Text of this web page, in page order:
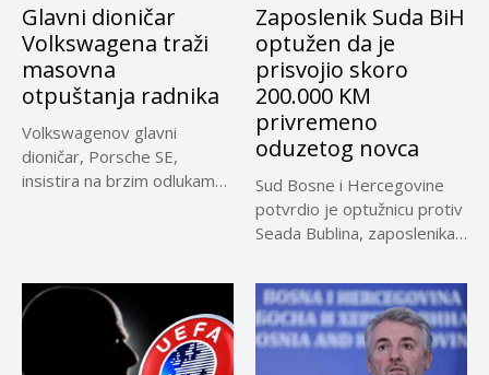
Glavni dioničar
Volkswagena traži
masovna
otpuštanja radnika
Volkswagenov glavni
dioničar, Porsche SE,
insistira na brzim odlukama
Zaposlenik Suda BiH
optužen da je
prisvojio skoro
200.000 KM
privremeno
oduzetog novca
Sud Bosne i Hercegovine
potvrdio je optužnicu protiv
Seada Bublina, zaposlenika